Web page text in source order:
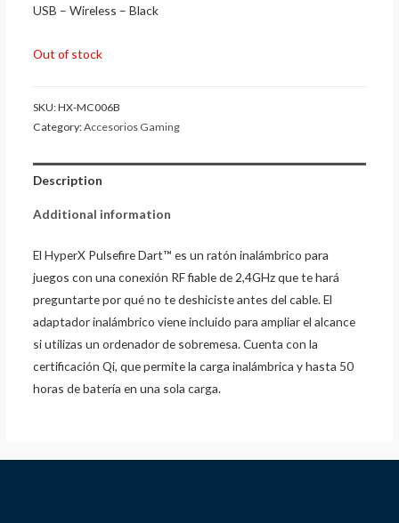
USB – Wireless – Black
Out of stock
SKU:HX-MC006B
Category:Accesorios Gaming
Description
Additional information
El HyperX Pulsefire Dart™ es un ratón inalámbrico para
juegos con una conexión RF fiable de 2,4GHz que te hará
preguntarte por qué no te deshiciste antes del cable. El
adaptador inalámbrico viene incluido para ampliar el alcance
si utilizas un ordenador de sobremesa. Cuenta con la
certificación Qi, que permite la carga inalámbrica y hasta 50
horas de batería en una sola carga.